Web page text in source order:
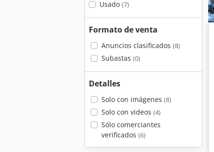
Usado (7)
Formato de venta
Anuncios clasificados (8)
Subastas (0)
Detalles
Solo con imágenes (8)
Solo con videos (4)
Sólo comerciantes
verificados (6)